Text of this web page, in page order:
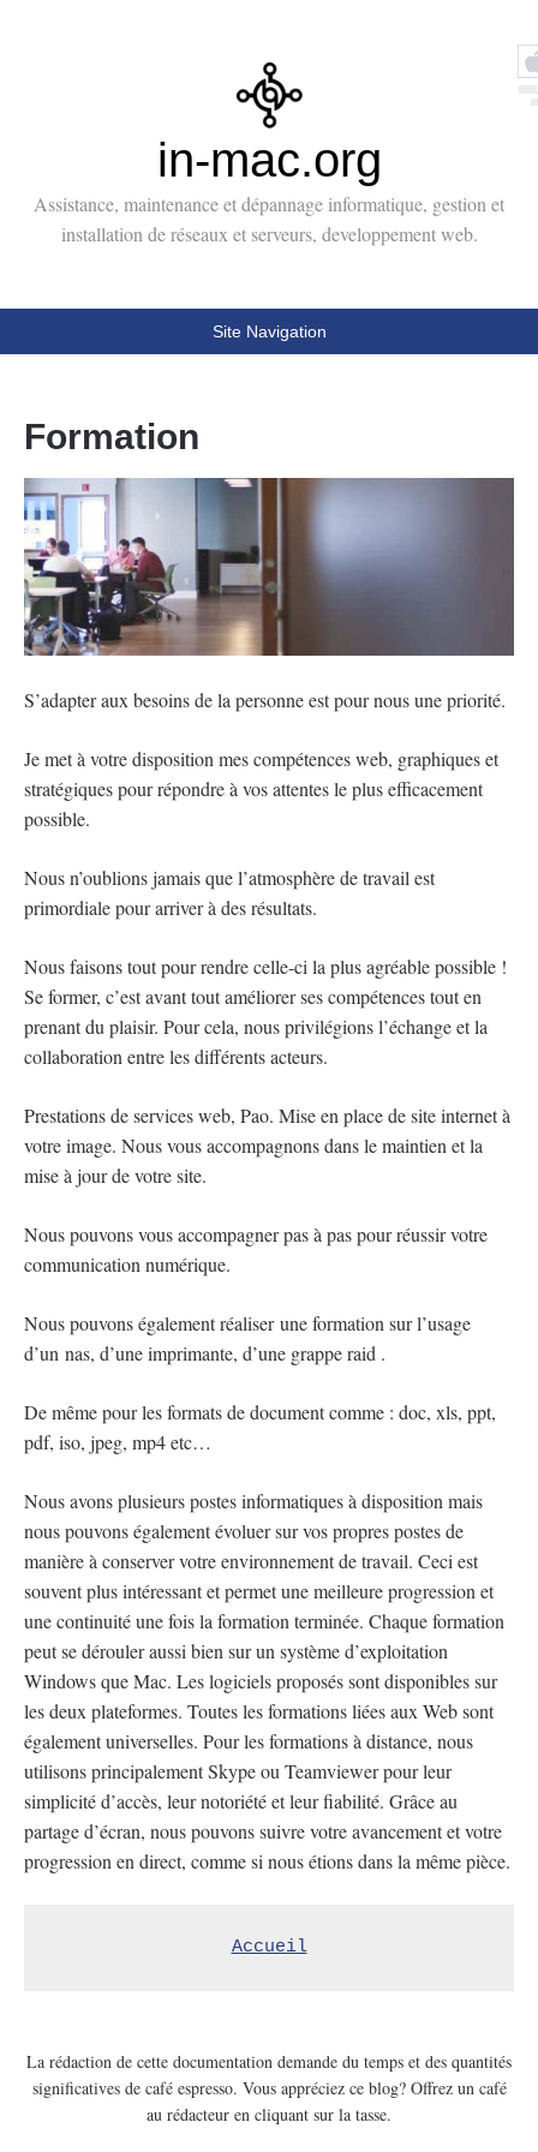
in-mac.org
Assistance, maintenance et dépannage informatique, gestion et
installation de réseaux et serveurs, developpement web.
Site Navigation
Formation
S’adapter aux besoins de la personne est pour nous une priorité.
Je met à votre disposition mes compétences web, graphiques et
stratégiques pour répondre à vos attentes le plus efficacement
possible.
Nous n’oublions jamais que l’atmosphère de travail est
primordiale pour arriver à des résultats.
Nous faisons tout pour rendre celle-ci la plus agréable possible !
Se former, c’est avant tout améliorer ses compétences tout en
prenant du plaisir. Pour cela, nous privilégions l’échange et la
collaboration entre les différents acteurs.
Prestations de services web, Pao. Mise en place de site internet à
votre image. Nous vous accompagnons dans le maintien et la
mise à jour de votre site.
Nous pouvons vous accompagner pas à pas pour réussir votre
communication numérique.
Nous pouvons également réaliser une formation sur l’usage
d’un nas, d’une imprimante, d’une grappe raid .
De même pour les formats de document comme : doc, xls, ppt,
pdf, iso, jpeg, mp4 etc…
Nous avons plusieurs postes informatiques à disposition mais
nous pouvons également évoluer sur vos propres postes de
manière à conserver votre environnement de travail. Ceci est
souvent plus intéressant et permet une meilleure progression et
une continuité une fois la formation terminée. Chaque formation
peut se dérouler aussi bien sur un système d’exploitation
Windows que Mac. Les logiciels proposés sont disponibles sur
les deux plateformes. Toutes les formations liées aux Web sont
également universelles. Pour les formations à distance, nous
utilisons principalement Skype ou Teamviewer pour leur
simplicité d’accès, leur notoriété et leur fiabilité. Grâce au
partage d’écran, nous pouvons suivre votre avancement et votre
progression en direct, comme si nous étions dans la même pièce.
Accueil
La rédaction de cette documentation demande du temps et des quantités
significatives de café espresso. Vous appréciez ce blog? Offrez un café
au rédacteur en cliquant sur la tasse.